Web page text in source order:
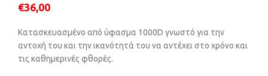
€36,00
Kατασκευασμένο από ύφασμα 1000D γνωστό για την
αντοχή του και την ικανότητά του να αντέχει στο χρόνο και
τις καθημερινές φθορές.